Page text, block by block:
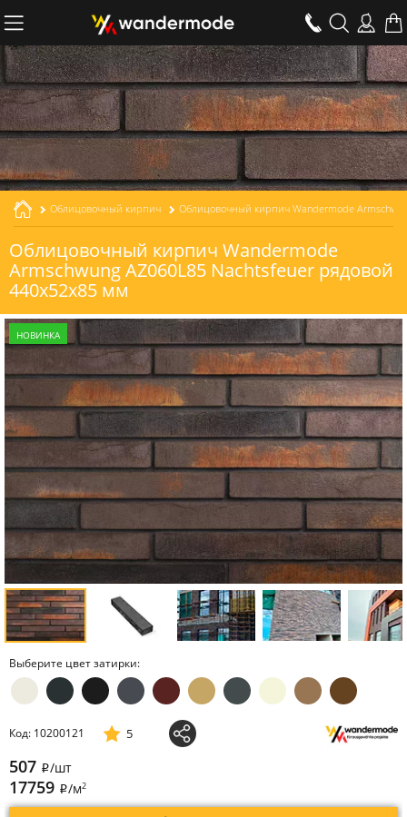
Облицовочный кирпич
Облицовочный кирпич Wandermode
Armschwung AZ060L85 Nachtsfeuer рядовой
440x52x85 мм
НОВИНКА
Выберите цвет затирки:
Код: 10200121 5
507 i/шт
17759 i/м2